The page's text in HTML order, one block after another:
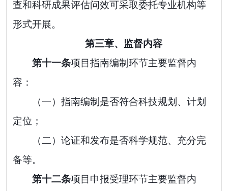
查和科研成果评估问效可采取委托专业机构等
形式开展。
第三章、监督内容
第十一条项目指南编制环节主要监督内
容：
（一）指南编制是否符合科技规划、计划
定位；
（二）论证和发布是否科学规范、充分完
备等。
第十二条项目申报受理环节主要监督内